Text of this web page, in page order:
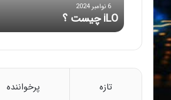
6 نوامبر 2024
iLO چیست ؟
تازه پرخواننده